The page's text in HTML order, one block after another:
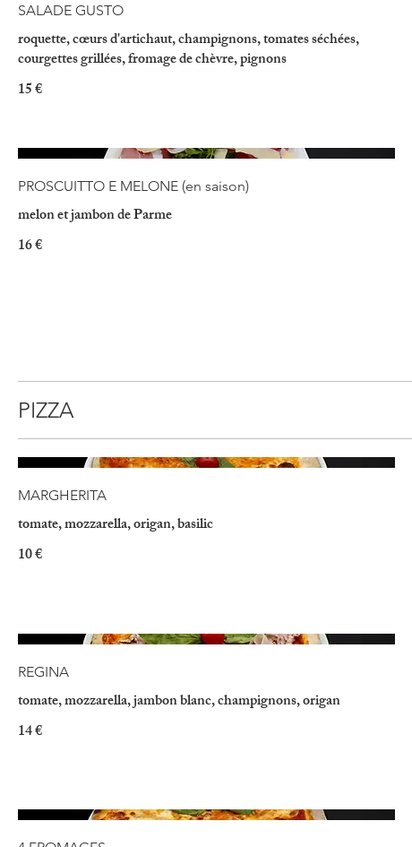
SALADE GUSTO
roquette, cœurs d'artichaut, champignons, tomates séchées,
courgettes grillées, fromage de chèvre, pignons
15 €
PROSCUITTO E MELONE (en saison)
melon et jambon de Parme
16 €
PIZZA
MARGHERITA
tomate, mozzarella, origan, basilic
10 €
REGINA
tomate, mozzarella, jambon blanc, champignons, origan
14 €